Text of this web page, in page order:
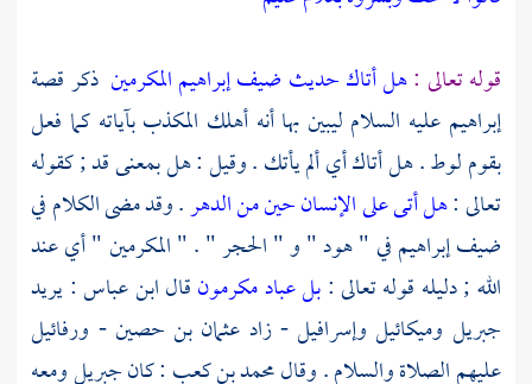
قوله تعالى :هل أتاك حديث ضيف إبراهيم المكرمين ذكر قصة
إبراهيم عليه السلام ليبين بها أنه أهلك المكذب بآياته كما فعل
بقوملوط. هل أتاك أي ألم يأتك . وقيل : هل بمعنى قد ; كقوله
تعالى :هل أتى على الإنسان حين من الدهر. وقد مضى الكلام في
ضيفإبراهيمفي " هود " و " الحجر " . " المكرمين " أي عند
الله ; دليله قوله تعالى :بل عباد مكرمونقالابن عباس: يريد
جبريل وميكائيل وإسرافيل- زاد عثمان بن حصين- ورفائيل
عليهم الصلاة والسلام . وقالمحمد بن كعب : كانجبريلومعه